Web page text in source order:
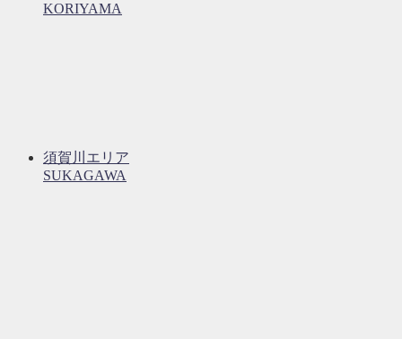
KORIYAMA
須賀川エリア
SUKAGAWA